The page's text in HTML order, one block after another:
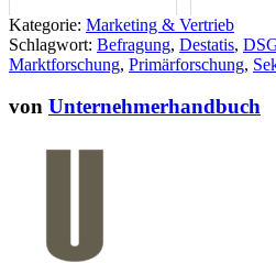
(mit Checkliste)
Kategorie: Marketing & Vertrieb
Schlagwort: Befragung, Destatis,
Marktforschung, Primärforschung,
von Unternehmerhandbuch